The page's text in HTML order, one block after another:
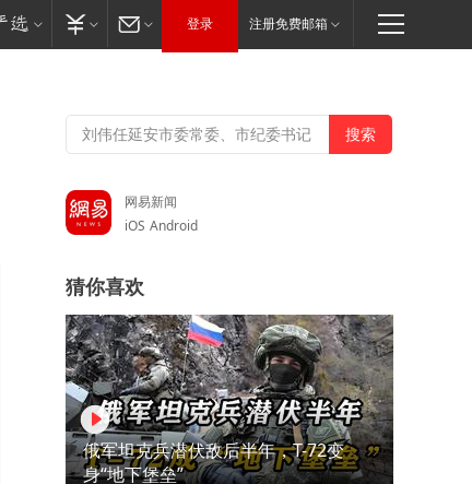
登录 注册免费邮箱
网易新闻
iOS Android
猜你喜欢
俄军坦克兵潜伏敌后半年，T-72变
身“地下堡垒”